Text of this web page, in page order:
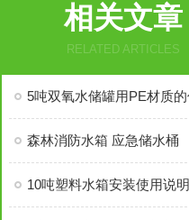
相关文章
RELATED ARTICLES
森林消防水箱 应急储水桶
10吨塑料水箱安装使用说明